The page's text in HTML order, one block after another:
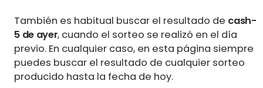
También es habitual buscar el resultado de cash-
5 de ayer, cuando el sorteo se realizó en el día
previo. En cualquier caso, en esta página siempre
puedes buscar el resultado de cualquier sorteo
producido hasta la fecha de hoy.